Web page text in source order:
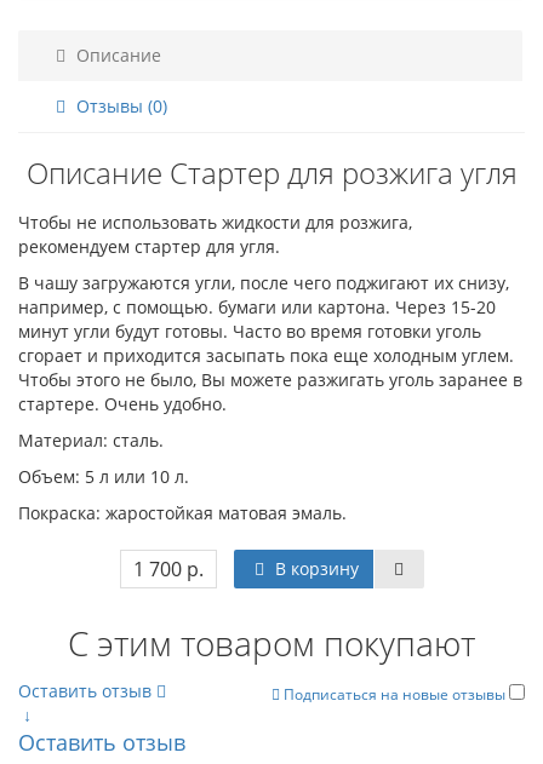
Описание
Отзывы (0)
Описание Стартер для розжига угля
Чтобы не использовать жидкости для розжига,
рекомендуем стартер для угля.
В чашу загружаются угли, после чего поджигают их снизу,
например, с помощью. бумаги или картона. Через 15-20
минут угли будут готовы. Часто во время готовки уголь
сгорает и приходится засыпать пока еще холодным углем.
Чтобы этого не было, Вы можете разжигать уголь заранее в
стартере. Очень удобно.
Материал: сталь.
​Объем: 5 л или 10 л.
Покраска: жаростойкая матовая эмаль.
1 700 р. В корзину
С этим товаром покупают
Подписаться на новые отзывы
Оставить отзыв
↓
Оставить отзыв